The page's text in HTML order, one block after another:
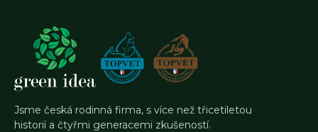
Jsme česká rodinná firma, s více než třicetiletou
historií a čtyřmi generacemi zkušeností.